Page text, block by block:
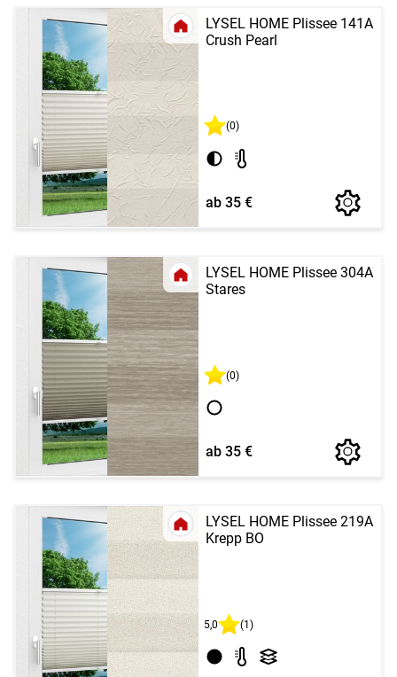
LYSEL HOME Plissee 141A
Crush Pearl
(0)
ab 35 €
LYSEL HOME Plissee 304A
Stares
(0)
ab 35 €
LYSEL HOME Plissee 219A
Krepp BO
5,0 (1)